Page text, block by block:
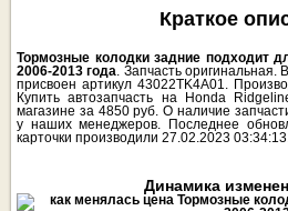
Краткое
Тормозные колодки задние подходит
2006-2013 года. Запчасть оригинальная.
присвоен артикул 43022TK4A01.
Купить автозапчасть на Honda
магазине за 4850 руб. О наличие
у наших менеджеров. Последнее
карточки производили 27.02.2023
Динамика